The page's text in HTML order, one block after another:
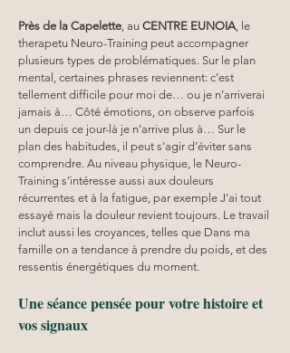
Près de la Capelette , au CENTRE EUNOIA , le
therapetu Neuro-Training peut accompagner
plusieurs types de problématiques. Sur le plan
mental, certaines phrases reviennent: c’est
tellement difficile pour moi de… ou je n’arriverai
jamais à… Côté émotions, on observe parfois
un depuis ce jour-là je n’arrive plus à… Sur le
plan des habitudes, il peut s’agir d’éviter sans
comprendre. Au niveau physique, le Neuro-
Training s’intéresse aussi aux douleurs
récurrentes et à la fatigue, par exemple J’ai tout
essayé mais la douleur revient toujours. Le travail
inclut aussi les croyances, telles que Dans ma
famille on a tendance à prendre du poids, et des
ressentis énergétiques du moment.
Une séance pensée pour votre histoire et
vos signaux